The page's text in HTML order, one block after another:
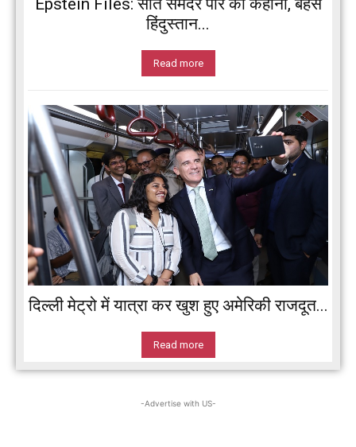
Epstein Files: सात समंदर पार की कहानी, बहस
हिंदुस्तान...
Read more
दिल्ली मेट्रो में यात्रा कर खुश हुए अमेरिकी राजदूत...
Read more
-Advertise with US-